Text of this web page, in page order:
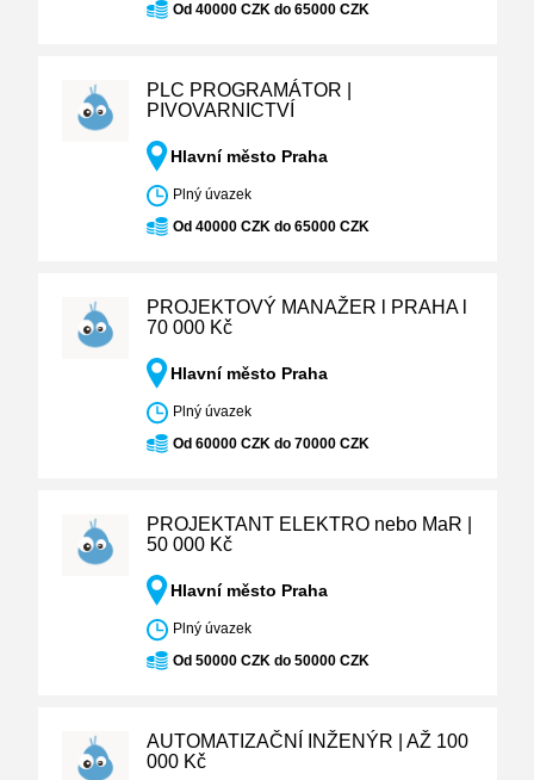
Od 40000 CZK do 65000 CZK
PLC PROGRAMÁTOR |
PIVOVARNICTVÍ
Hlavní město Praha
Plný úvazek
Od 40000 CZK do 65000 CZK
PROJEKTOVÝ MANAŽER l PRAHA l
70 000 Kč
Hlavní město Praha
Plný úvazek
Od 60000 CZK do 70000 CZK
PROJEKTANT ELEKTRO nebo MaR |
50 000 Kč
Hlavní město Praha
Plný úvazek
Od 50000 CZK do 50000 CZK
AUTOMATIZAČNÍ INŽENÝR | AŽ 100
000 Kč